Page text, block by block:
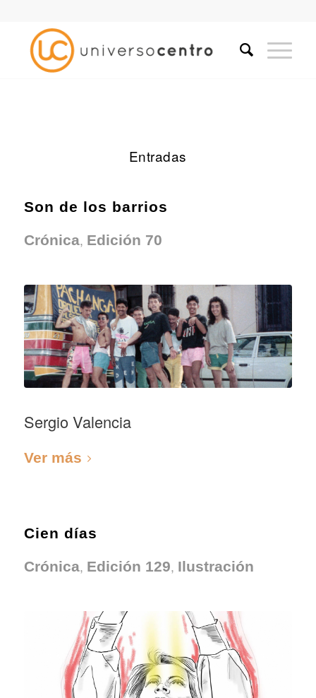
Entradas
Son de los barrios
Crónica, Edición 70
Sergio Valencia
Ver más
Cien días
Crónica, Edición 129, Ilustración